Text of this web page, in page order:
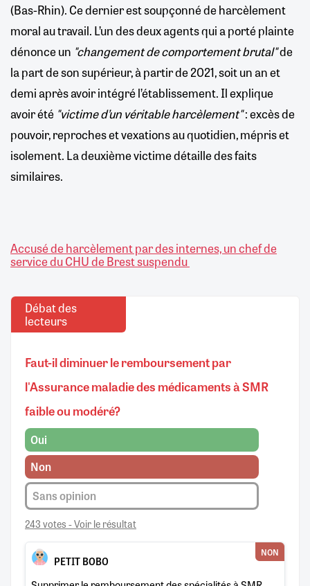
(Bas-Rhin). Ce dernier est soupçonné de harcèlement
moral au travail. L’un des deux agents qui a porté plainte
dénonce un "changement de comportement brutal"de
la part de son supérieur, à partir de 2021, soit un an et
demi après avoir intégré l’établissement. Il explique
avoir été "victime d’un véritable harcèlement": excès de
pouvoir, reproches et vexations au quotidien, mépris et
isolement. La deuxième victime détaille des faits
similaires.
Accusé de harcèlement par des internes, un chef de
service du CHU de Brest suspendu
Débat des
lecteurs
Faut-il diminuer le remboursement par
l'Assurance maladie des médicaments à SMR
faible ou modéré?
Oui
Non
Sans opinion
243 votes - Voir le résultat
PETIT BOBO
NON